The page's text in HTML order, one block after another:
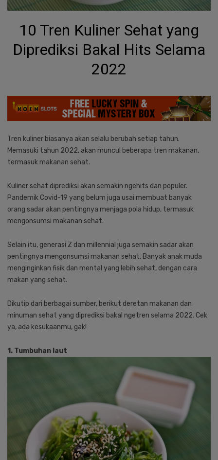
10 Tren Kuliner Sehat yang
Diprediksi Bakal Hits Selama
2022
Tren kuliner biasanya akan selalu berubah setiap tahun.
Memasuki tahun 2022, akan muncul beberapa tren makanan,
termasuk makanan sehat.
Kuliner sehat diprediksi akan semakin ngehits dan populer.
Pandemik Covid-19 yang belum juga usai membuat banyak
orang sadar akan pentingnya menjaga pola hidup, termasuk
mengonsumsi makanan sehat.
Selain itu, generasi Z dan millennial juga semakin sadar akan
pentingnya mengonsumsi makanan sehat. Banyak anak muda
menginginkan fisik dan mental yang lebih sehat, dengan cara
makan yang sehat.
Dikutip dari berbagai sumber, berikut deretan makanan dan
minuman sehat yang diprediksi bakal ngetren selama 2022. Cek
ya, ada kesukaanmu, gak!
1. Tumbuhan laut